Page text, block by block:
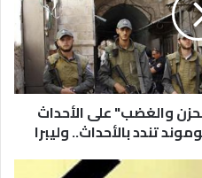
والغضب" على الأحداث
تندد بالأحداث.. وليبرا